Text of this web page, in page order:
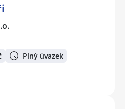
Plný úvazek